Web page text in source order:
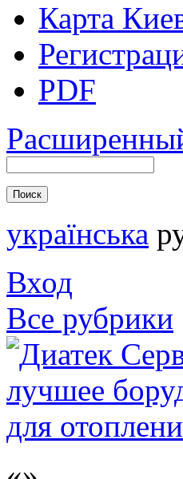
Карта
PDF
українська
Вход
Все рубрики